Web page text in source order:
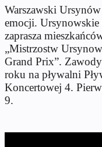
Warszawski
emocji.
zaprasza
„Mistrzostw
Grand Prix”.
roku na pływalni
Koncertowej 4.
9.